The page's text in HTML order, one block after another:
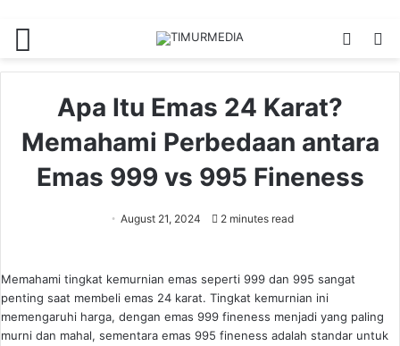
Switch
Apa Itu Emas 24 Karat?
Memahami Perbedaan antara
Emas 999 vs 995 Fineness
August 21, 2024 2 minutes read
Memahami tingkat kemurnian emas seperti 999 dan 995 sangat
penting saat membeli emas 24 karat. Tingkat kemurnian ini
memengaruhi harga, dengan emas 999 fineness menjadi yang paling
murni dan mahal, sementara emas 995 fineness adalah standar untuk